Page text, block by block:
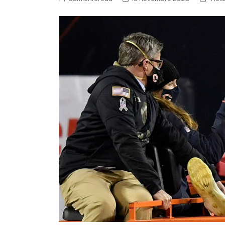
NFL – Power Rankings
Pronostics et paris NFL
Super Bowl LIX
Histoire et Légendes